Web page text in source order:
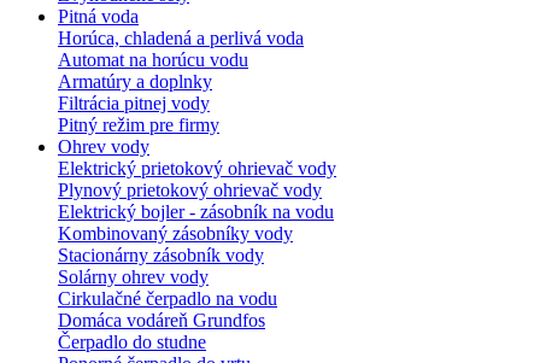
Pitná voda
Horúca, chladená a perlivá voda
Automat na horúcu vodu
Armatúry a doplnky
Filtrácia pitnej vody
Pitný režim pre firmy
Ohrev vody
Elektrický prietokový ohrievač vody
Plynový prietokový ohrievač vody
Elektrický bojler - zásobník na vodu
Kombinovaný zásobníky vody
Stacionárny zásobník vody
Solárny ohrev vody
Cirkulačné čerpadlo na vodu
Domáca vodáreň Grundfos
Čerpadlo do studne